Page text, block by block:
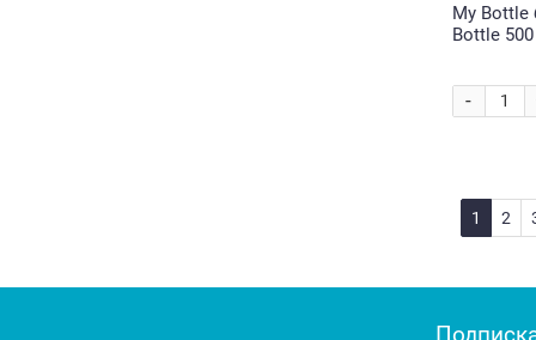
My Bottle
Bottle
-
1 2